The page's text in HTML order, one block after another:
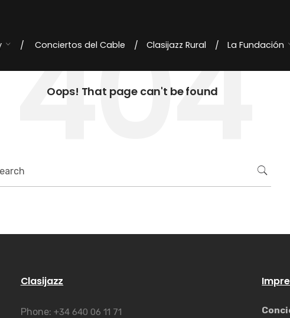
Conciertos del Cable Clasijazz Rural La Fundación
404
Oops! That page can't be found
Clasijazz
Phone: +34 640 06 11 71